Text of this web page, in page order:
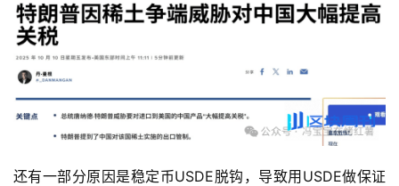
还有一部分原因是稳定币USDE脱钩，导致用USDE做保证